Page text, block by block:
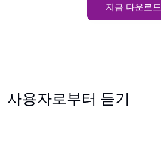
지금 다운로드
사용자로부터 듣기